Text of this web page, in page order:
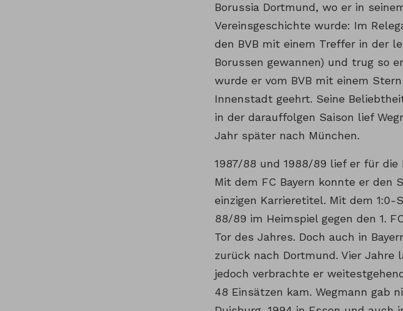
Borussia Dortmund, wo er in
Vereinsgeschichte wurde: Im
den BVB mit einem Treffer in der
Borussen gewannen) und trug so
wurde er vom BVB mit einem
Innenstadt geehrt. Seine
in der darauffolgen Saison lief
Jahr später nach München.
1987/88 und 1988/89 lief er für die
Mit dem FC Bayern konnte er den
einzigen Karrieretitel. Mit dem 1:0-
88/89 im Heimspiel gegen den 1.
Tor des Jahres. Doch auch in
zurück nach Dortmund. Vier Jahre
jedoch verbrachte er
48 Einsätzen kam. Wegmann gab